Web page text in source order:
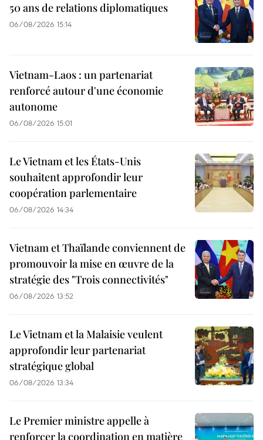
50 ans de relations diplomatiques
06/08/2026 15:14
Vietnam-Laos : un partenariat
renforcé autour d'une économie
autonome
06/08/2026 15:01
Le Vietnam et les États-Unis
souhaitent approfondir leur
coopération parlementaire
06/08/2026 14:34
Vietnam et Thaïlande conviennent de
promouvoir la mise en œuvre de la
stratégie des "Trois connectivités"
06/08/2026 13:52
Le Vietnam et la Malaisie veulent
approfondir leur partenariat
stratégique global
06/08/2026 13:34
Le Premier ministre appelle à
renforcer la coordination en matière